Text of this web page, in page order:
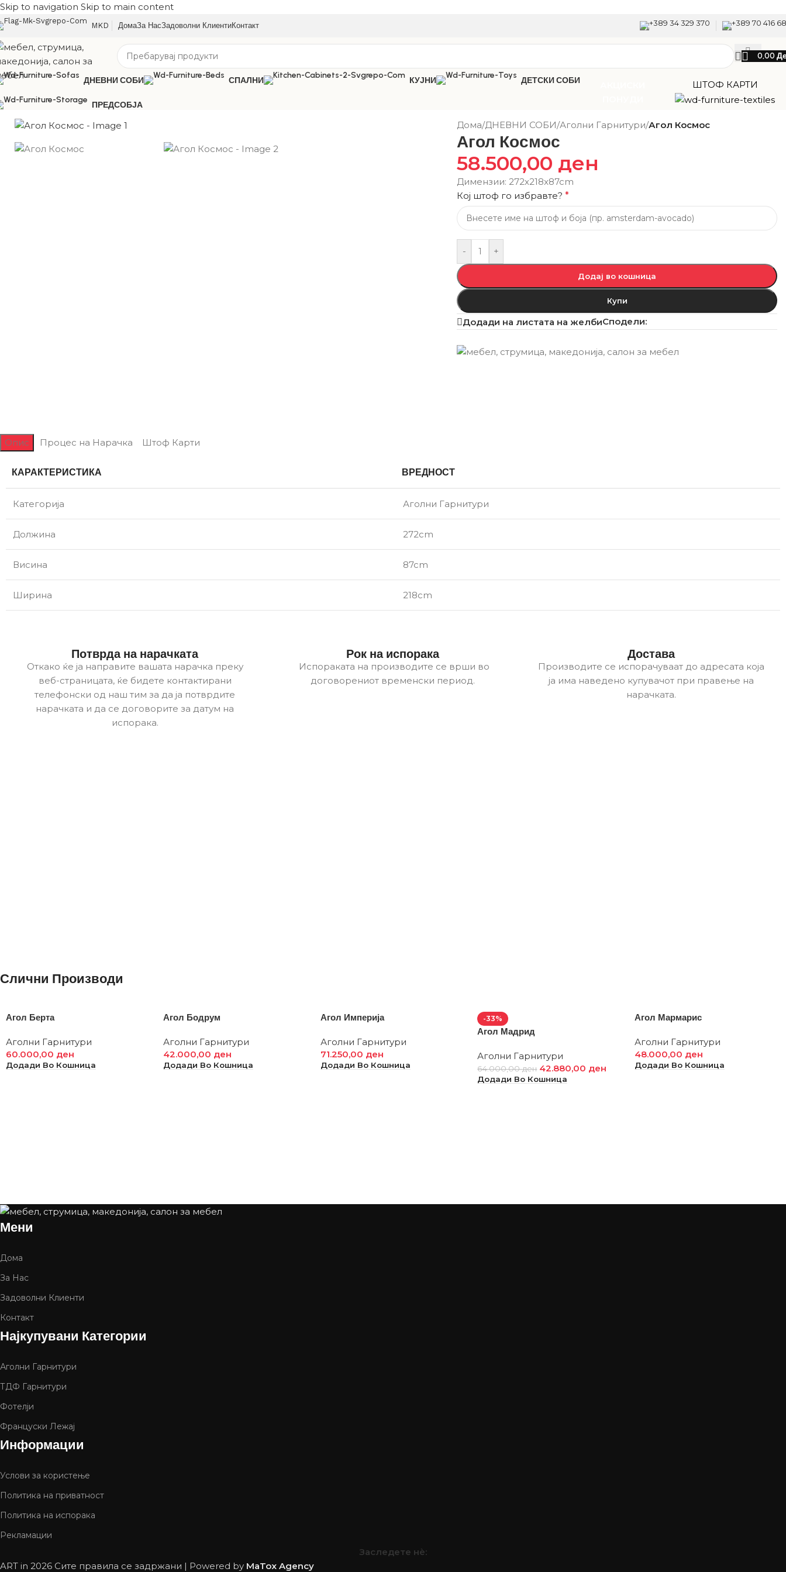
Skip to navigation Skip to main content
MKD ДомаЗа НасЗадоволни КлиентиКонтакт +389 34 329 370 +389 70 416
0,00
ДНЕВНИ СОБИ СПАЛНИ КУЈНИ ДЕТСКИ СОБИ
ПРЕДСОБЈА
ШТОФ КАРТИ
Back to products
Дома/ДНЕВНИ СОБИ/Аголни Гарнитури/Агол Космос
Агол Космос
58.500,00 ден
Димензии: 272х218x87cm
Кој штоф го избравте? *
- +
Додај во кошница
Купи
Додади на листата на желбиСподели:
Опис Процес на Нарачка Штоф Карти
КАРАКТЕРИСТИКА ВРЕДНОСТ
Категорија Аголни Гарнитури
Должина 272cm
Висина 87cm
Ширина 218cm
Потврда на нарачката
Откако ќе ја направите вашата нарачка преку
веб-страницата, ќе бидете контактирани
телефонски од наш тим за да ја потврдите
нарачката и да се договорите за датум на
испорака.
Рок на испорака
Испораката на производите се врши во
договорениот временски период.
Достава
Производите се испорачуваат до адресата која
ја има наведено купувачот при правење на
нарачката.
Слични Производи
Агол Берта
Аголни Гарнитури
60.000,00 ден
Додади Во Кошница
Агол Бодрум
Аголни Гарнитури
42.000,00 ден
Додади Во Кошница
Агол Империја
Аголни Гарнитури
71.250,00 ден
Додади Во Кошница
-33%
Агол Мадрид
Аголни Гарнитури
64.000,00ден 42.880,00 ден
Додади Во Кошница
Агол Мармарис
Аголни Гарнитури
48.000,00 ден
Додади Во Кошница
Мени
Дома
За Нас
Задоволни Клиенти
Контакт
Најкупувани Категории
Аголни Гарнитури
ТДФ Гарнитури
Фотелји
Француски Лежај
Информации
Услови за користење
Политика на приватност
Политика на испорака
Рекламации
Заследете нѐ:
ART in 2026 Сите правила се задржани | Powered by MaTox Agency